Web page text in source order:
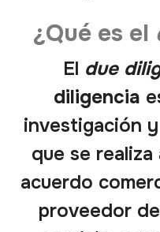
¿Qué es el
El due
diligencia
investigación
que se
acuerdo
proveedor